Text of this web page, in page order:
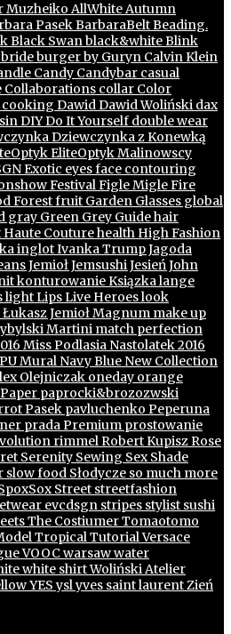
Muzheiko AllWhiteAutumn
PasekBarbaraBeltBeading.
Black Swanblack&whiteBlink
brideburgerby Guryn Calvin Klein
Candy Candybar casual
Collaborations collar Color
cooking DawidDawid Woliński dax
DIYDo It Yourself double wear
Dziewczynka z Konewką
EliteOptyk Malinowscy
Exotic eyesface contouring
FestivalFigle MigleFire
Forestfruit Garden Glasses global
gray Green Grey Guidehair
Haute Couturehealth High Fashion
inglotIvanka TrumpJagoda
JemiołJemsushiJesieńJohn
konturowanieKsiązkalange
lightLipsLive Heroeslook
Łukasz JemiołMagnum make up
Martini match perfection
Miss Podlasia Nastolatek 2016
Mural Navy Blue New Collection
Olejniczak oneday orange
Paper paprocki&brozozwski
Pasek pavluchenko Peperuna
pradaPremium prostowanie
rimmelRobert KupiszRose
Serenity Sewing SexShade
slow food Słodycze so much more
Street streetfashion
evcdsgn stripes stylist sushi
The CostiumerTomaotomo
TropicalTutorialVersace
VOOC warsawwater
white shirtWoliński Atelier
YESyslyves saint laurentZień